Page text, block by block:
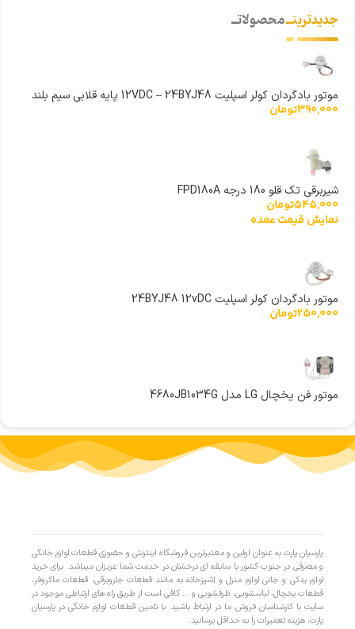
جدیدترینــمحصولاتــ
موتور بادگردان کولر اسپلیت 12VDC – 24BYJ48 پایه قلابی سیم بلند
390,000تومان
شیربرقی تک قلو 180 درجه FPD180A
545,000تومان
نمایش قیمت عمده
موتور بادگردان کولر اسپلیت 24BYJ48 12vDC
250,000تومان
موتور فن یخچال LG مدل 4680JB1034G
پارسیان پارت به عنوان اولین و معتبرترین فروشگاه اینترنتی و حضوری قطعات لوازم خانگی
و مصرفی در جنوب کشور با سابقه ای درخشان در خدمت شما عزیزان میباشد. برای خرید
لوازم یدکی و جانی لوازم منزل و آشپزخانه به مانند قطعات جاروبرقی، قطعات ماکروفر،
قطعات یخچال، لباسشویی، ظرفشویی و … کافی است از طریق راه های ارتباطی موجود در
سایت با کارشناسان فروش ما در ارتباط باشید. با تامین قطعات لوازم خانگی در پارسیان
پارت، هزینه تعمیرات را به حداقل برسانید.